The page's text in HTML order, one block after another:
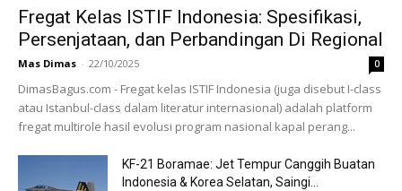
Fregat Kelas ISTIF Indonesia: Spesifikasi,
Persenjataan, dan Perbandingan Di Regional
Mas Dimas - 22/10/2025 0
DimasBagus.com - Fregat kelas ISTIF Indonesia (juga disebut I-class
atau Istanbul-class dalam literatur internasional) adalah platform
fregat multirole hasil evolusi program nasional kapal perang...
KF-21 Boramae: Jet Tempur Canggih Buatan
Indonesia & Korea Selatan, Saingi...